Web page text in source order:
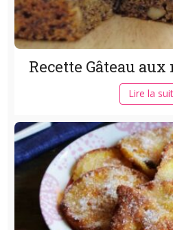
Recette Gâteau
Lire la